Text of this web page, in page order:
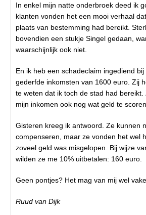
In enkel mijn natte onderbroek deed ik
klanten vonden het een mooi verhaal
plaats van bestemming had bereikt.
bovendien een stukje Singel gedaan,
waarschijnlijk ook niet.
En ik heb een schadeclaim ingediend
gederfde inkomsten van 1600 euro. Zij
te weten dat ik toch de stad had
mijn inkomen ook nog wat geld te
Gisteren kreeg ik antwoord. Ze kunnen
compenseren, maar ze vonden het wel
zoveel geld was misgelopen. Bij wijze
wilden ze me 10% uitbetalen: 160 euro.
Geen pontjes? Het mag van mij wel
Ruud van Dijk